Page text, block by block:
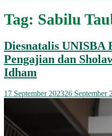
Tag: Sabilu
Diesnatalis
Pengajian dan
Idham
17 September 202326 September